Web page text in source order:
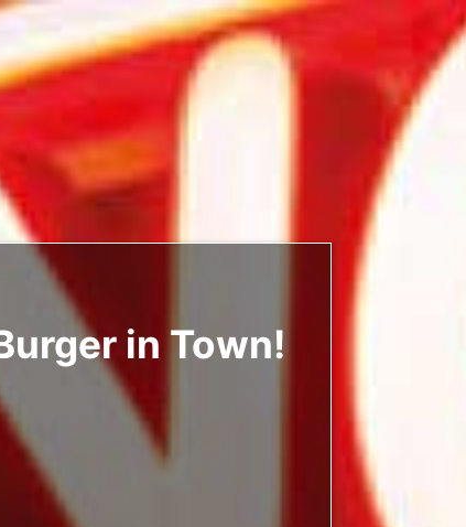
in Town!